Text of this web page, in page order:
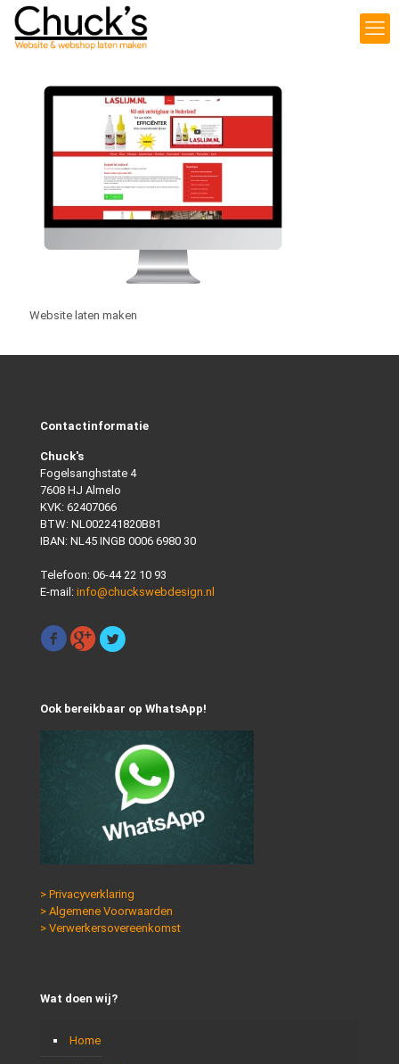
Website laten maken
Contactinformatie
Chuck's
Fogelsanghstate 4
7608 HJ Almelo
KVK: 62407066
BTW: NL002241820B81
IBAN: NL45 INGB 0006 6980 30
Telefoon: 06-44 22 10 93
E-mail: info@chuckswebdesign.nl
Ook bereikbaar op WhatsApp!
> Privacyverklaring
> Algemene Voorwaarden
> Verwerkersovereenkomst
Wat doen wij?
Home